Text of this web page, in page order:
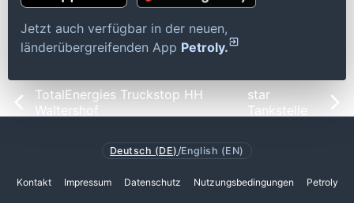
Jetzt auch verfügbar in der neuen,
länderübergreifenden App Petroly.
TotalEnergies Truckstop HH
Waltershof
star
Tankstelle
Deutsch (DE) /English (EN)
Kontakt Impressum Datenschutz Nutzungsbedingungen Petroly